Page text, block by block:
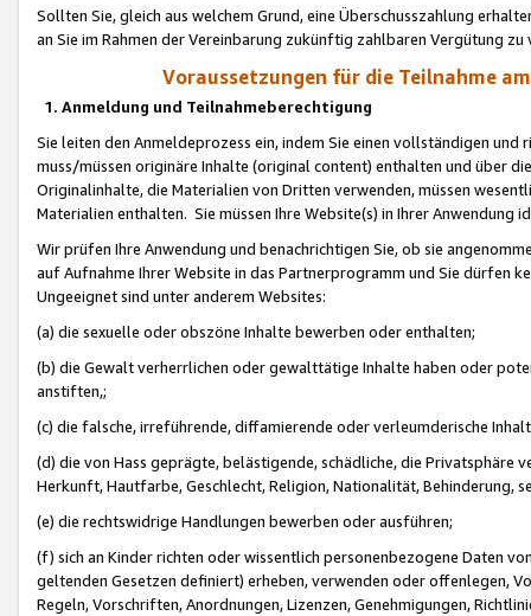
Sollten Sie, gleich aus welchem Grund, eine Überschusszahlung
an Sie im Rahmen der Vereinbarung zukünftig zahlbaren Vergütung zu
Voraussetzungen für die Teilnahme
1. Anmeldung und Teilnahmeberechtigung
Sie leiten den Anmeldeprozess ein, indem Sie einen vollständigen
muss/müssen originäre Inhalte (original content) enthalten und über
Originalinhalte, die Materialien von Dritten verwenden, müssen
Materialien enthalten. Sie müssen Ihre Website(s) in Ihrer Anwendung
Wir prüfen Ihre Anwendung und benachrichtigen Sie, ob sie
auf Aufnahme Ihrer Website in das Partnerprogramm und Sie dürfen
Ungeeignet sind unter anderem Websites:
(a) die sexuelle oder obszöne Inhalte bewerben oder enthalten;
(b) die Gewalt verherrlichen oder gewalttätige Inhalte haben oder
anstiften,;
(c) die falsche, irreführende, diffamierende oder verleumderische
(d) die von Hass geprägte, belästigende, schädliche, die Privatsphäre
Herkunft, Hautfarbe, Geschlecht, Religion, Nationalität, Behinderung,
(e) die rechtswidrige Handlungen bewerben oder ausführen;
(f) sich an Kinder richten oder wissentlich personenbezogene Daten
geltenden Gesetzen definiert) erheben, verwenden oder offenlegen,
Regeln, Vorschriften, Anordnungen, Lizenzen, Genehmigungen,